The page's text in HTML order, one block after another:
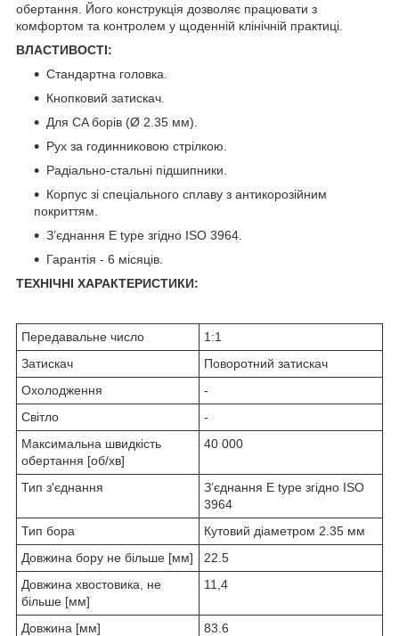
обертання. Його конструкція дозволяє працювати з
комфортом та контролем у щоденній клінічній практиці.
ВЛАСТИВОСТІ:
Стандартна головка.
Кнопковий затискач.
Для CA борів (Ø 2.35 мм).
Рух за годинниковою стрілкою.
Радіально-стальні підшипники.
Корпус зі спеціального сплаву з антикорозійним
покриттям.
З’єднання E type згідно ISO 3964.
Гарантія - 6 місяців.
ТЕХНІЧНІ ХАРАКТЕРИСТИКИ:
Передавальне число
1:1
Затискач
Поворотний затискач
Охолодження
-
Світло
-
Максимальна швидкість
обертання [об/хв]
40 000
Тип з'єднання
З’єднання E type згідно ISO
3964
Тип бора
Кутовий діаметром 2.35 мм
Довжина бору не більше [мм]
22.5
Довжина хвостовика, не
більше [мм]
11,4
Довжина [мм]
83.6